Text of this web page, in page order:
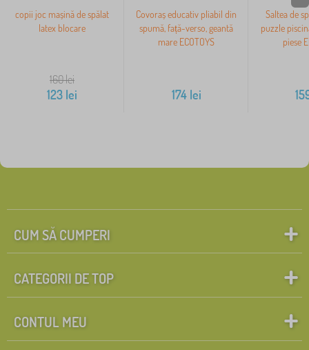
copii joc mașină de spălat
latex blocare
160lei
123 lei
Covoraș educativ pliabil din
spumă, față-verso, geantă
mare ECOTOYS
174lei
Saltea de
puzzle
piese
CUM SĂ CUMPERI
CATEGORII DE TOP
CONTUL MEU